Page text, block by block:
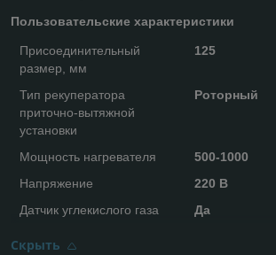
Пользовательские характеристики
Присоединительный
размер, мм
125
Тип рекуператора
приточно-вытяжной
установки
Роторный
Мощность нагревателя
500-1000
Напряжение
220 В
Датчик углекислого газа
Да
Скрыть